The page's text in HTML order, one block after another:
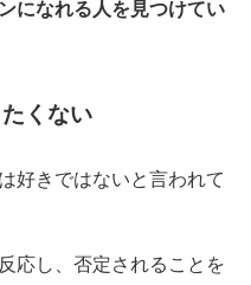
になれる人を見つけてい
くない
好きではないと言われて
応し、否定されることを